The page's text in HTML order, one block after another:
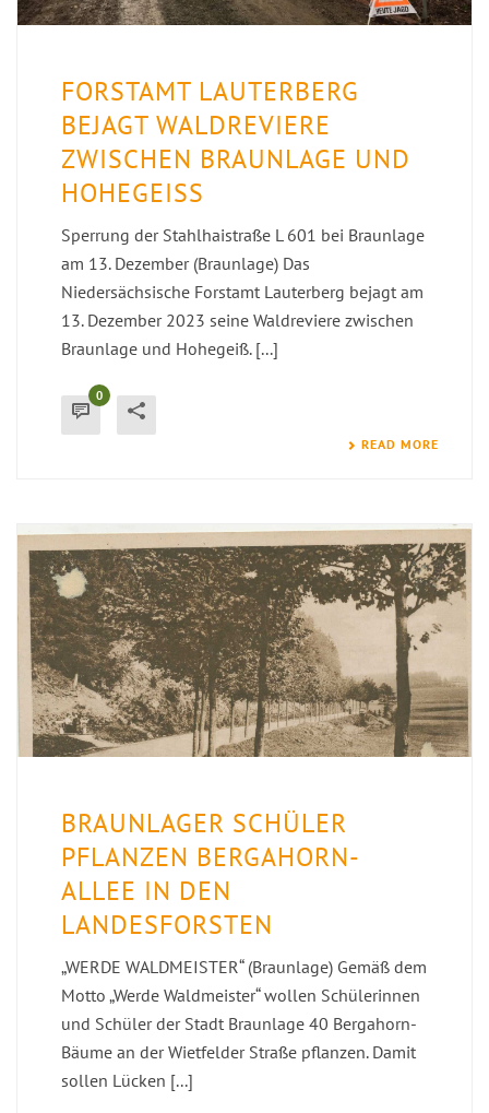
FORSTAMT LAUTERBERG
BEJAGT WALDREVIERE
ZWISCHEN BRAUNLAGE UND
HOHEGEISS
Sperrung der Stahlhaistraße L 601 bei Braunlage
am 13. Dezember (Braunlage) Das
Niedersächsische Forstamt Lauterberg bejagt am
13. Dezember 2023 seine Waldreviere zwischen
Braunlage und Hohegeiß. [...]
0
READ MORE
BRAUNLAGER SCHÜLER
PFLANZEN BERGAHORN-
ALLEE IN DEN
LANDESFORSTEN
„WERDE WALDMEISTER“ (Braunlage) Gemäß dem
Motto „Werde Waldmeister“ wollen Schülerinnen
und Schüler der Stadt Braunlage 40 Bergahorn-
Bäume an der Wietfelder Straße pflanzen. Damit
sollen Lücken [...]